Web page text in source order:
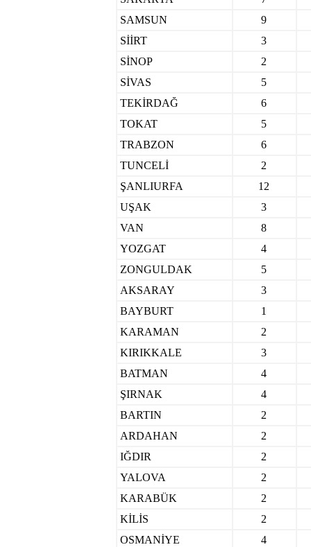
SAMSUN
9
SİİRT
3
SİNOP
2
SİVAS
5
TEKİRDAĞ
6
TOKAT
5
TRABZON
6
TUNCELİ
2
ŞANLIURFA
12
UŞAK
3
VAN
8
YOZGAT
4
ZONGULDAK
5
AKSARAY
3
BAYBURT
1
KARAMAN
2
KIRIKKALE
3
BATMAN
4
ŞIRNAK
4
BARTIN
2
ARDAHAN
2
IĞDIR
2
YALOVA
2
KARABÜK
2
KİLİS
2
OSMANİYE
4